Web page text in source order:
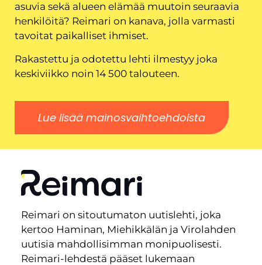
asuvia sekä alueen elämää muutoin seuraavia
henkilöitä? Reimari on kanava, jolla varmasti
tavoitat paikalliset ihmiset.
Rakastettu ja odotettu lehti ilmestyy joka
keskiviikko noin 14 500 talouteen.
Lue lisää mainosvaihtoehdoista
Reimari on sitoutumaton uutislehti, joka
kertoo Haminan, Miehikkälän ja Virolahden
uutisia mahdollisimman monipuolisesti.
Reimari-lehdestä pääset lukemaan